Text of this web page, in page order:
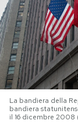
PODCAST
I MIEI
La bandiera della
bandiera
il 16 dicembre 2008